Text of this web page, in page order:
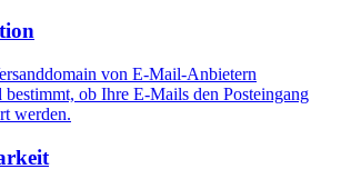
von E-Mail-Anbietern
ob Ihre E-Mails den Posteingang
werden.